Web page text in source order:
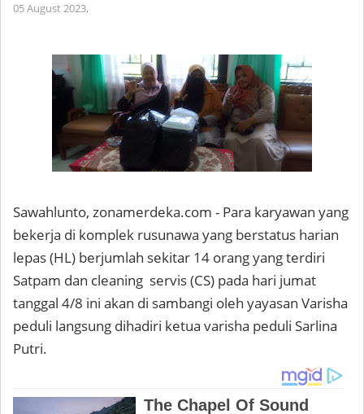
05 August 2023,
Sawahlunto, zonamerdeka.com - Para karyawan yang
bekerja di komplek rusunawa yang berstatus harian
lepas (HL) berjumlah sekitar 14 orang yang terdiri
Satpam dan cleaning servis (CS) pada hari jumat
tanggal 4/8 ini akan di sambangi oleh yayasan Varisha
peduli langsung dihadiri ketua varisha peduli Sarlina
Putri.